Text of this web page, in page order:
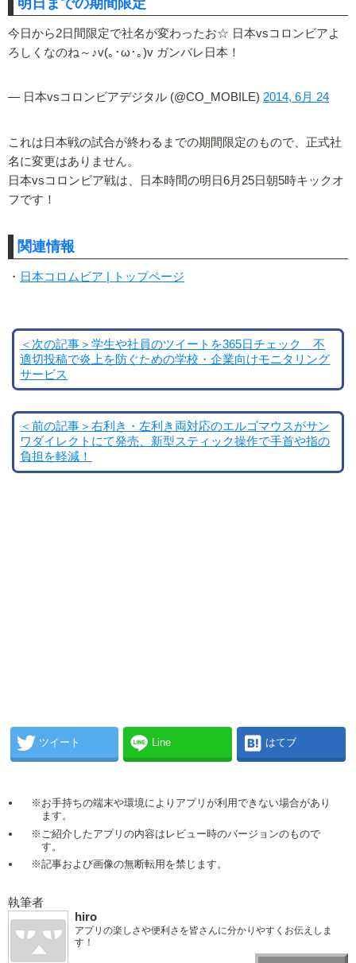
明日までの期間限定
今日から2日間限定で社名が変わったお☆ 日本vsコロンビアよ
ろしくなのね～♪v(｡･ω･｡)v ガンバレ日本！
— 日本vsコロンビアデジタル (@CO_MOBILE) 2014, 6月 24
これは日本戦の試合が終わるまでの期間限定のもので、正式社
名に変更はありません。
日本vsコロンビア戦は、日本時間の明日6月25日朝5時キックオ
フです！
関連情報
・ 日本コロムビア | トップページ
＜次の記事＞学生や社員のツイートを365日チェック 不
適切投稿で炎上を防ぐための学校・企業向けモニタリング
サービス
＜前の記事＞右利き・左利き両対応のエルゴマウスがサン
ワダイレクトにて発売、新型スティック操作で手首や指の
負担を軽減！
ツイート Line はてブ
※お手持ちの端末や環境によりアプリが利用できない場合があり
ます。
※ご紹介したアプリの内容はレビュー時のバージョンのもので
す。
※記事および画像の無断転用を禁じます。
執筆者
hiro
アプリの楽しさや便利さを皆さんに分かりやすくお伝えしま
す！